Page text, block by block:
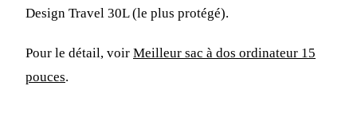
Design Travel 30L (le plus protégé).
Pour le détail, voir Meilleur sac à dos ordinateur 15
pouces.